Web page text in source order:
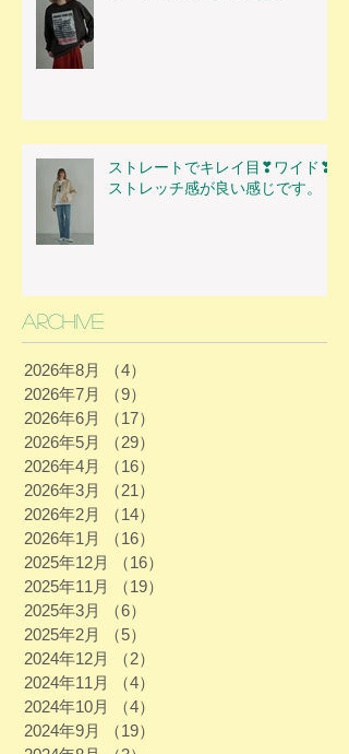
ストレートでキレイ目❣ワイド❣
ストレッチ感が良い感じです。
Archive
2026年8月 （4）
2026年7月
（9）
2026年6月
（17）
2026年5月
（29）
2026年4月
（16）
2026年3月
（21）
2026年2月
（14）
2026年1月
（16）
2025年12月
（16）
2025年11月
（19）
2025年3月
（6）
2025年2月
（5）
2024年12月
（2）
2024年11月
（4）
2024年10月
（4）
2024年9月
（19）